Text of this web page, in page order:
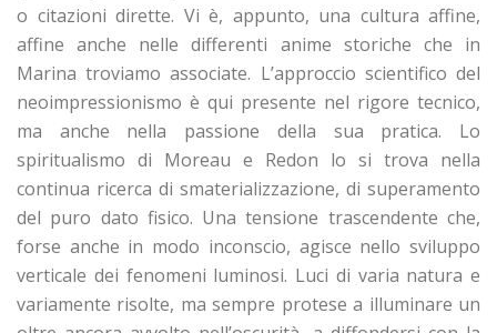
o citazioni dirette. Vi è, appunto, una cultura affine,
affine anche nelle differenti anime storiche che in
Marina troviamo associate. L’approccio scientifico del
neoimpressionismo è qui presente nel rigore tecnico,
ma anche nella passione della sua pratica. Lo
spiritualismo di Moreau e Redon lo si trova nella
continua ricerca di smaterializzazione, di superamento
del puro dato fisico. Una tensione trascendente che,
forse anche in modo inconscio, agisce nello sviluppo
verticale dei fenomeni luminosi. Luci di varia natura e
variamente risolte, ma sempre protese a illuminare un